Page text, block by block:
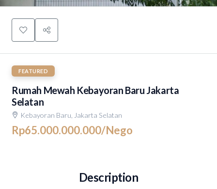
FEATURED
Rumah Mewah Kebayoran Baru Jakarta
Selatan
Kebayoran Baru, Jakarta Selatan
Rp65.000.000.000/Nego
Description